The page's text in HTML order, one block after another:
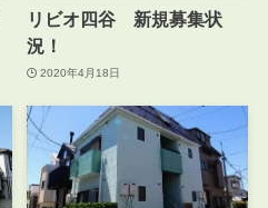
リビオ四谷 新規募集状
況！
2020年4月18日